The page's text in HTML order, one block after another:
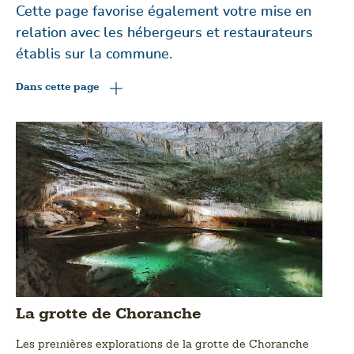
Cette page favorise également votre mise en
relation avec les hébergeurs et restaurateurs
établis sur la commune.
Dans cette page
La grotte de Choranche
Les premières explorations de la grotte de Choranche